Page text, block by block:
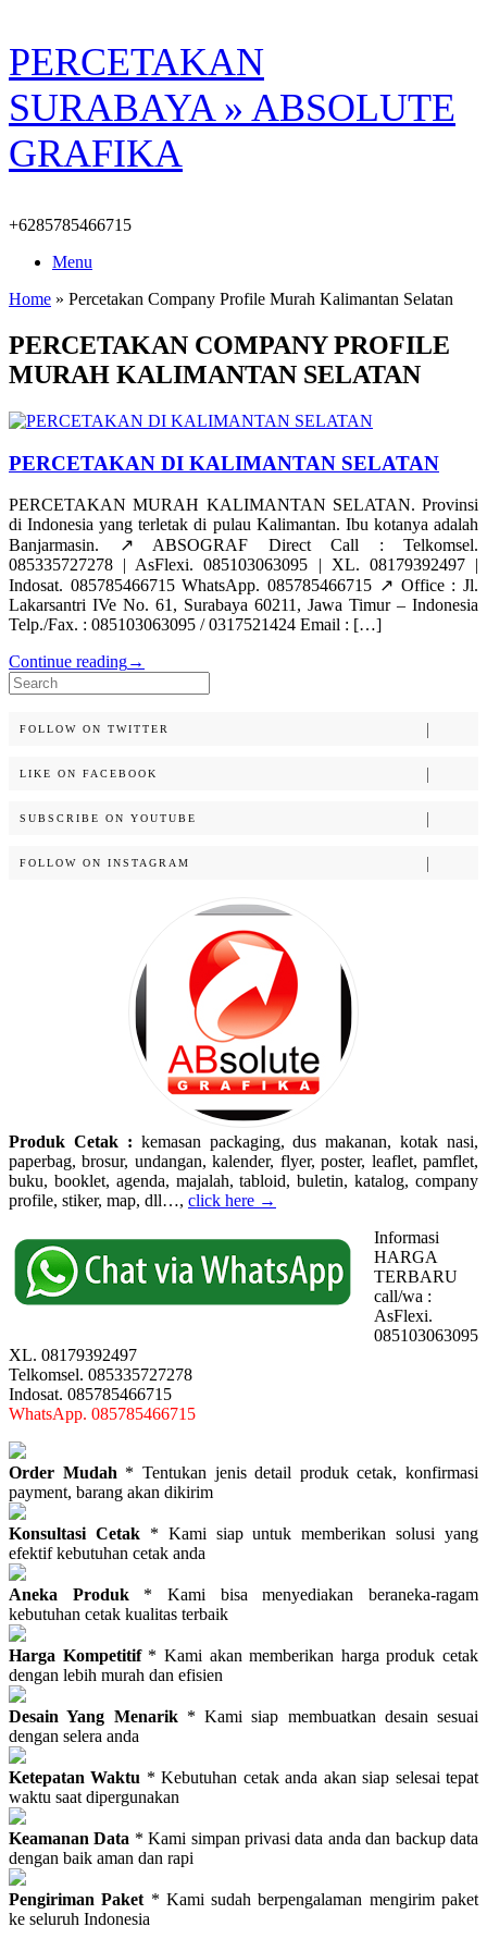
Skip
to
content
PERCETAKAN
SURABAYA » ABSOLUTE
GRAFIKA
+6285785466715
Menu
Home » Percetakan Company Profile Murah Kalimantan Selatan
PERCETAKAN COMPANY PROFILE
MURAH KALIMANTAN SELATAN
PERCETAKAN DI KALIMANTAN SELATAN
PERCETAKAN MURAH KALIMANTAN SELATAN. Provinsi
di Indonesia yang terletak di pulau Kalimantan. Ibu kotanya adalah
Banjarmasin. ↗️ ABSOGRAF Direct Call : Telkomsel.
085335727278 | AsFlexi. 085103063095 | XL. 08179392497 |
Indosat. 085785466715 WhatsApp. 085785466715 ↗️ Office : Jl.
Lakarsantri IVe No. 61, Surabaya 60211, Jawa Timur – Indonesia
Telp./Fax. : 085103063095 / 0317521424 Email : […]
Continue reading→
Search
for:
FOLLOW ON TWITTER
LIKE ON FACEBOOK
SUBSCRIBE ON YOUTUBE
FOLLOW ON INSTAGRAM
Produk Cetak : kemasan packaging, dus makanan, kotak nasi,
paperbag, brosur, undangan, kalender, flyer, poster, leaflet, pamflet,
buku, booklet, agenda, majalah, tabloid, buletin, katalog, company
profile, stiker, map, dll…, click here →
Informasi
HARGA
TERBARU
call/wa :
AsFlexi.
085103063095
XL. 08179392497
Telkomsel. 085335727278
Indosat. 085785466715
WhatsApp. 085785466715
Order Mudah * Tentukan jenis detail produk cetak, konfirmasi
payment, barang akan dikirim
Konsultasi Cetak* Kami siap untuk memberikan solusi yang
efektif kebutuhan cetak anda
Aneka Produk * Kami bisa menyediakan beraneka-ragam
kebutuhan cetak kualitas terbaik
Harga Kompetitif* Kami akan memberikan harga produk cetak
dengan lebih murah dan efisien
Desain Yang Menarik* Kami siap membuatkan desain sesuai
dengan selera anda
Ketepatan Waktu * Kebutuhan cetak anda akan siap selesai tepat
waktu saat dipergunakan
Keamanan Data * Kami simpan privasi data anda dan backup data
dengan baik aman dan rapi
Pengiriman Paket * Kami sudah berpengalaman mengirim paket
ke seluruh Indonesia